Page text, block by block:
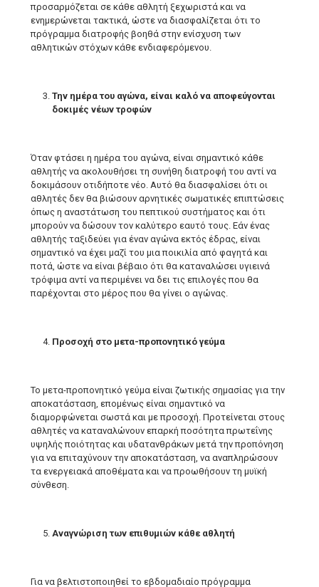
προσαρμόζεται σε κάθε αθλητή ξεχωριστά και να
ενημερώνεται τακτικά, ώστε να διασφαλίζεται ότι το
πρόγραμμα διατροφής βοηθά στην ενίσχυση των
αθλητικών στόχων κάθε ενδιαφερόμενου.
Την ημέρα του αγώνα, είναι καλό να αποφεύγονται
δοκιμές νέων τροφών
Όταν φτάσει η ημέρα του αγώνα, είναι σημαντικό κάθε
αθλητής να ακολουθήσει τη συνήθη διατροφή του αντί να
δοκιμάσουν οτιδήποτε νέο. Αυτό θα διασφαλίσει ότι οι
αθλητές δεν θα βιώσουν αρνητικές σωματικές επιπτώσεις
όπως η αναστάτωση του πεπτικού συστήματος και ότι
μπορούν να δώσουν τον καλύτερο εαυτό τους. Εάν ένας
αθλητής ταξιδεύει για έναν αγώνα εκτός έδρας, είναι
σημαντικό να έχει μαζί του μια ποικιλία από φαγητά και
ποτά, ώστε να είναι βέβαιο ότι θα καταναλώσει υγιεινά
τρόφιμα αντί να περιμένει να δει τις επιλογές που θα
παρέχονται στο μέρος που θα γίνει ο αγώνας.
Προσοχή στο μετα-προπονητικό γεύμα
Το μετα-προπονητικό γεύμα είναι ζωτικής σημασίας για την
αποκατάσταση, επομένως είναι σημαντικό να
διαμορφώνεται σωστά και με προσοχή. Προτείνεται στους
αθλητές να καταναλώνουν επαρκή ποσότητα πρωτεΐνης
υψηλής ποιότητας και υδατανθράκων μετά την προπόνηση
για να επιταχύνουν την αποκατάσταση, να αναπληρώσουν
τα ενεργειακά αποθέματα και να προωθήσουν τη μυϊκή
σύνθεση.
Αναγνώριση των επιθυμιών κάθε αθλητή
Για να βελτιστοποιηθεί το εβδομαδιαίο πρόγραμμα